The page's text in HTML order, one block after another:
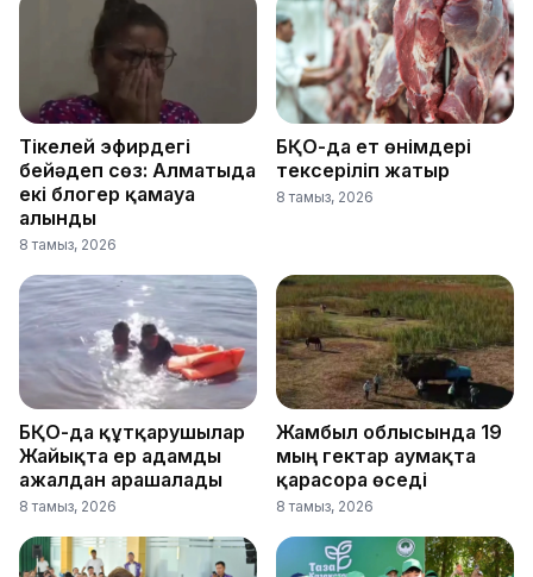
Тікелей эфирдегі
бейәдеп сөз: Алматыда
екі блогер қамауға
алынды
8 тамыз, 2026
БҚО-да ет өнімдері
тексеріліп жатыр
8 тамыз, 2026
БҚО-да құтқарушылар
Жайықта ер адамды
ажалдан арашалады
8 тамыз, 2026
Жамбыл облысында 19
мың гектар аумақта
қарасора өседі
8 тамыз, 2026